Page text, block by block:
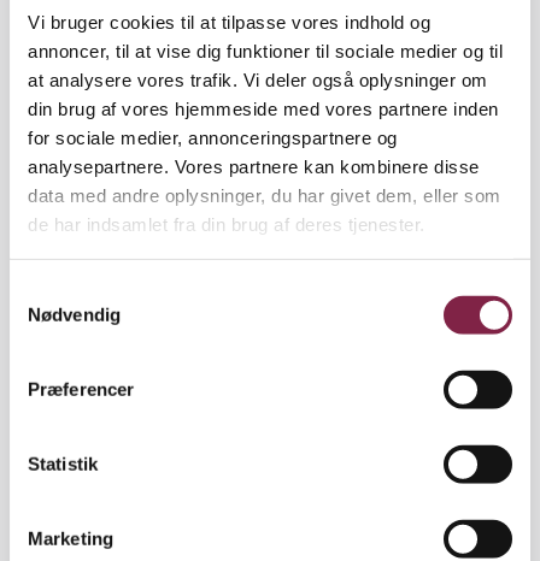
Vi bruger cookies til at tilpasse vores indhold og
annoncer, til at vise dig funktioner til sociale medier og til
at analysere vores trafik. Vi deler også oplysninger om
din brug af vores hjemmeside med vores partnere inden
for sociale medier, annonceringspartnere og
analysepartnere. Vores partnere kan kombinere disse
data med andre oplysninger, du har givet dem, eller som
de har indsamlet fra din brug af deres tjenester.
Nødvendig
Præferencer
Statistik
Marketing
Joakim fisker en lille, sort Nokia-mobiltelefon op
ad lommen og sætter den på musik-afspilning.
Mikkel på 14 år og Oliver med rød maske nikker i
takt til hip-hop-rytmerne fra den lille sorte box, der
skaber stemning. De er i gang med hver deres
"piece" ved siden af hinanden.
"Min mor har købt den her røde maske til mig i et
sikkerhedsfreak," forklarer Oliver med seriøs mine.
bogstaver på betonvæggen, giver vennen ret i
"De gamle malere kan ikke huske noget, fordi de har
sprayet så meget med usunde dåser," siger han.